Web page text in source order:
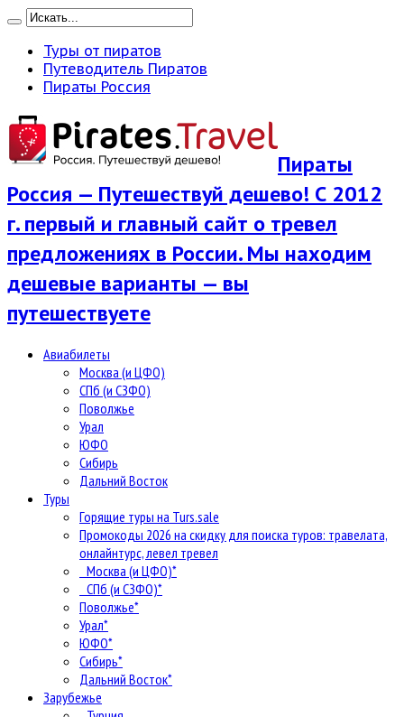
Туры от пиратов
Путеводитель Пиратов
Пираты Россия
Пираты
Россия — Путешествуй дешево! С 2012
г. первый и главный сайт о тревел
предложениях в России. Мы находим
дешевые варианты — вы
путешествуете
Авиабилеты
Москва (и ЦФО)
СПб (и СЗФО)
Поволжье
Урал
ЮФО
Сибирь
Дальний Восток
Туры
Горящие туры на Turs.sale
Промокоды 2026 на скидку для поиска туров: травелата,
онлайнтурс, левел тревел
Москва (и ЦФО)*
СПб (и СЗФО)*
Поволжье*
Урал*
ЮФО*
Сибирь*
Дальний Восток*
Зарубежье